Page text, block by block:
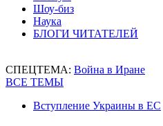
Шоу-биз
Наука
БЛОГИ ЧИТАТЕЛЕЙ
СПЕЦТЕМА: Война в Иране
ВСЕ ТЕМЫ
Вступление Украины в ЕС